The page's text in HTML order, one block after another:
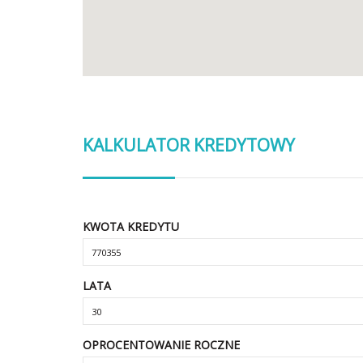
KALKULATOR KREDYTOWY
KWOTA KREDYTU
LATA
OPROCENTOWANIE ROCZNE